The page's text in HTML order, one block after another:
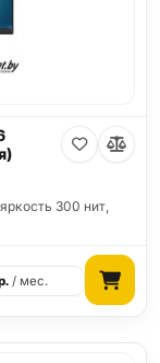
300 нит,
/ мес.